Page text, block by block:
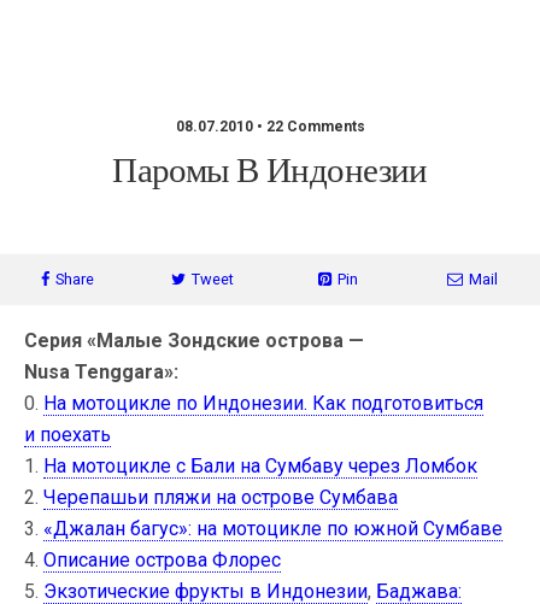
08.07.2010 • 22 Comments
Паромы В Индонезии
Share Tweet Pin Mail
Серия «Малые Зондские острова —
Nusa Tenggara»:
0. На мотоцикле по Индонезии. Как подготовиться
и поехать
1. На мотоцикле c Бали на Сумбаву через Ломбок
2. Черепашьи пляжи на острове Сумбава
3. «Джалан багус»: на мотоцикле по южной Сумбаве
4. Описание острова Флорес
5. Экзотические фрукты в Индонезии, Баджава: